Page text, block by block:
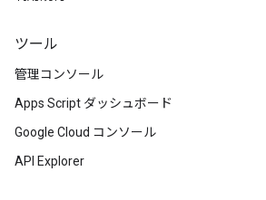
ツール
管理コンソール
Apps Script ダッシュボード
Google Cloud コンソール
API Explorer